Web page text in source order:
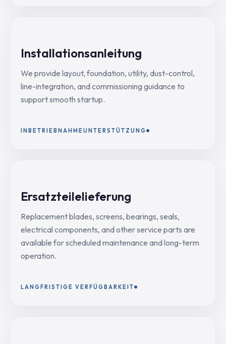
Installationsanleitung
We provide layout, foundation, utility, dust-control,
line-integration, and commissioning guidance to
support smooth startup.
INBETRIEBNAHMEUNTERSTÜTZUNG
Ersatzteilelieferung
Replacement blades, screens, bearings, seals,
electrical components, and other service parts are
available for scheduled maintenance and long-term
operation.
LANGFRISTIGE VERFÜGBARKEIT